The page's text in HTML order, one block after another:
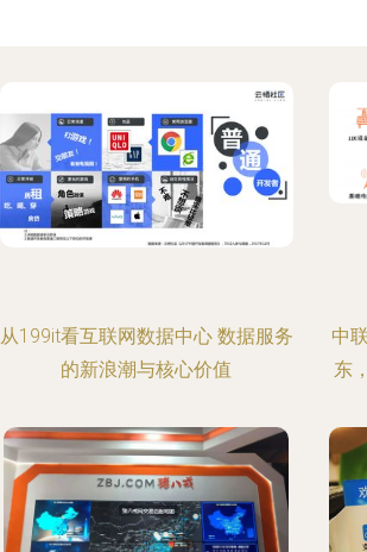
从199it看互联网数据中心 数据服务
的新浪潮与核心价值
中
东